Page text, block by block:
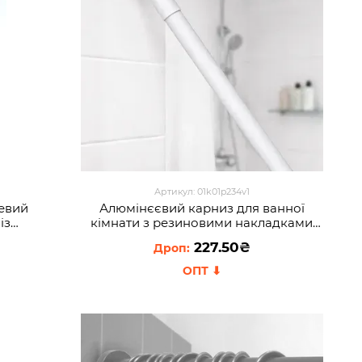
Артикул: 01k01p234v1
Алюмінєєвий карниз для ванної
кімнати з резиновими накладками
227.50₴